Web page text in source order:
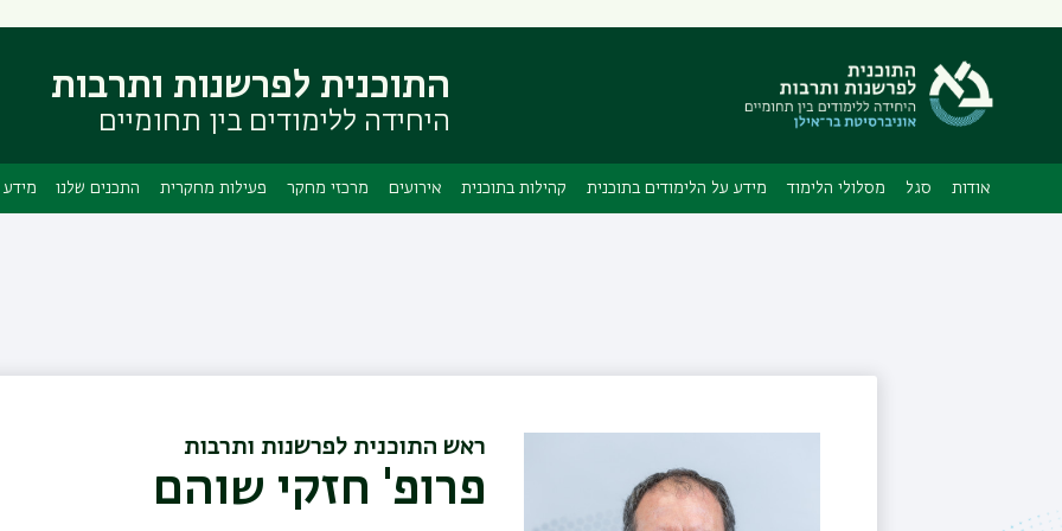
העיקרי
ניווט
ראשי
תפריט
התוכנית לפרשנות ותרבות
היחידה ללימודים בין תחומיים
אודות סגל מסלולי הלימוד מידע על הלימודים בתוכנית קהילות בתוכנית אירועים מרכזי מחקר פעילות מחקרית התכנים שלנו
ראש התוכנית לפרשנות ותרבות
פרופ' חזקי שוהם